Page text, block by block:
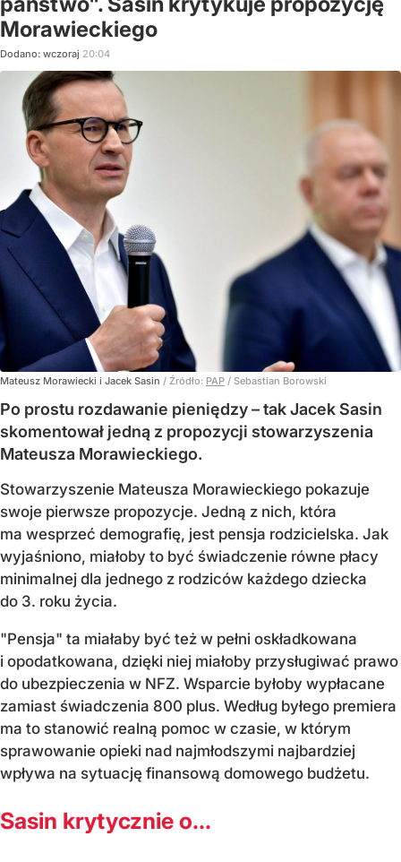
Morawieckiego
Dodano: wczoraj 20:04
Mateusz Morawiecki i Jacek Sasin / Źródło: PAP / Sebastian Borowski
Po prostu rozdawanie pieniędzy – tak Jacek Sasin
skomentował jedną z propozycji stowarzyszenia
Mateusza Morawieckiego.
Stowarzyszenie Mateusza Morawieckiego pokazuje
swoje pierwsze propozycje. Jedną z nich, która
ma wesprzeć demografię, jest pensja rodzicielska. Jak
wyjaśniono, miałoby to być świadczenie równe płacy
minimalnej dla jednego z rodziców każdego dziecka
do 3. roku życia.
"Pensja" ta miałaby być też w pełni oskładkowana
i opodatkowana, dzięki niej miałoby przysługiwać prawo
do ubezpieczenia w NFZ. Wsparcie byłoby wypłacane
zamiast świadczenia 800 plus. Według byłego premiera
ma to stanowić realną pomoc w czasie, w którym
sprawowanie opieki nad najmłodszymi najbardziej
wpływa na sytuację finansową domowego budżetu.
Sasin krytycznie o...